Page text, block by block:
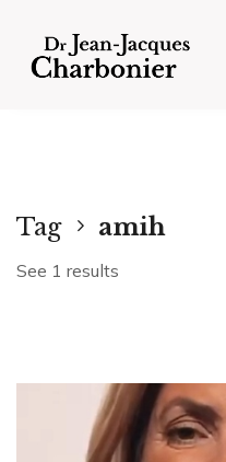
Tag amih
See 1 results